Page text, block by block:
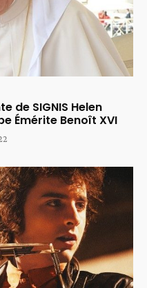
de SIGNIS Helen
Émérite Benoît XVI